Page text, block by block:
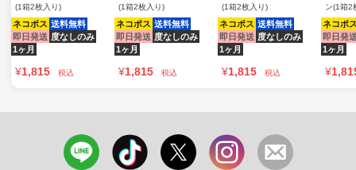
(1箱2枚入り)
ネコポス 送料無料
即日発送 度なしのみ
1ヶ月
¥1,815 税込
(1箱2枚入り)
ネコポス 送料無料
即日発送 度なしのみ
1ヶ月
¥1,815 税込
(1箱2枚入り)
ネコポス 送料無料
即日発送 度なしのみ
1ヶ月
¥1,815 税込
ン(1箱2
ネコポ
即日発
1ヶ月
¥